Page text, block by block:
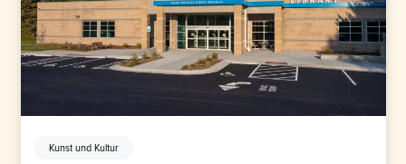
Kunst und Kultur